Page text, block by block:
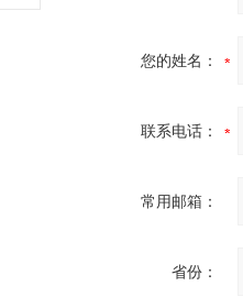
您的姓名：
联系电话：
常用邮箱：
省份：